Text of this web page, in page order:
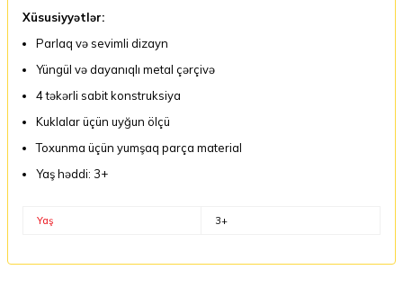
Xüsusiyyətlər:
Parlaq və sevimli dizayn
Yüngül və dayanıqlı metal çərçivə
4 təkərli sabit konstruksiya
Kuklalar üçün uyğun ölçü
Toxunma üçün yumşaq parça material
Yaş həddi: 3+
Yaş 3+